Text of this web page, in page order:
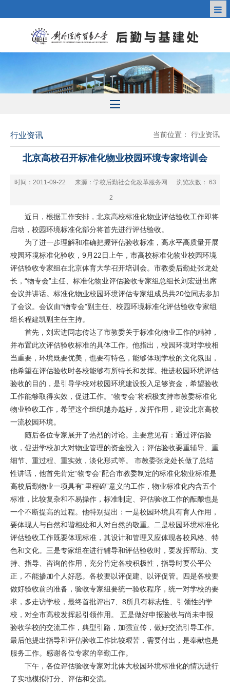
行业资讯 当前位置： 行业资讯
北京高校召开标准化物业校园环境专家培训会
时间：2011-09-22 来源：学校后勤社会化改革服务网 浏览次数： 63
2
近日，根据工作安排，北京高校标准化物业评估验收工作即将
启动，校园环境标准化部分将首先进行评估验收。
为了进一步理解和准确把握评估验收标准，高水平高质量开展
校园环境标准化验收，9月22日上午，市高校标准化物业校园环境
评估验收专家组在北京体育大学召开培训会。市教委后勤处张龙处
长，“物专会”主任、标准化物业评估验收专家组总组长刘宏进出席
会议并讲话。标准化物业校园环境评估专家组成员共20位同志参加
了会议。会议由“物专会”副主任、校园环境标准化评估验收专家组
组长程建凯副主任主持。
首先，刘宏进同志传达了市教委关于标准化物业工作的精神，
并布置此次评估验收标准的具体工作。他指出，校园环境对学校相
当重要，环境既要优美，也要有特色，能够体现学校的文化氛围，
他希望在评估验收时各校能够有所特长和发挥。推进校园环境评估
验收的目的，是引导学校对校园环境建设投入足够资金，希望验收
工作能够取得实效，促进工作。“物专会”将积极支持市教委标准化
物业验收工作，希望这个组织越办越好，发挥作用，建设北京高校
一流校园环境。
随后各位专家展开了热烈的讨论。主要意见有：通过评估验
收，促进学校加大对物业管理的资金投入；评估验收要重辅导、重
细节、重过程、重实效，淡化形式等。 市教委张龙处长做了总结
性讲话，他首先肯定“物专会”配合市教委制定的标准化物业标准是
高校后勤物业一项具有“里程碑”意义的工作，物业标准化内含五个
标准，比较复杂和不易操作，标准制定、评估验收工作的酝酿也是
一个不断提高的过程。他特别提出：一是校园环境具有育人作用，
要体现人与自然和谐相处和人对自然的敬重。二是校园环境标准化
评估验收工作既要体现标准，其设计和管理又应体现各校风格、特
色和文化。三是专家组在进行辅导和评估验收时，要发挥帮助、支
持、指导、咨询的作用，充分肯定各校积极性，指导时要公平公
正，不能掺加个人好恶。各校要以评促建、以评促管。四是各校要
做好验收前的准备，验收专家组要统一验收程序，统一对学校的要
求，多走访学校，最终首批评出7、8所具有标志性、引领性的学
校，对全市高校发挥起引领作用。 五是做好申报验收与尚未申报
验收学校的交流工作，典型引路，加强宣传，做好交流引导工作。
最后他提出指导和评估验收工作比较艰苦，需要付出，是奉献也是
服务工作。感谢各位专家的辛勤工作。
下午，各位评估验收专家对北体大校园环境标准化的情况进行
了实地模拟打分、评估和交流。